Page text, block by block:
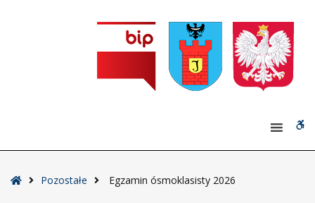
StronaPozostałe Egzamin ósmoklasisty 2026